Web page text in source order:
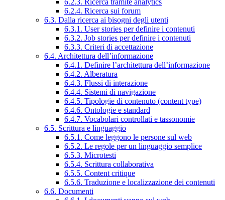
6.2.3. Ricerca tramite analytics
6.2.4. Ricerca sui forum
6.3. Dalla ricerca ai bisogni degli utenti
6.3.1. User stories per definire i contenuti
6.3.2. Job stories per definire i contenuti
6.3.3. Criteri di accettazione
6.4. Architettura dell’informazione
6.4.1. Definire l’architettura dell’informazione
6.4.2. Alberatura
6.4.3. Flussi di interazione
6.4.4. Sistemi di navigazione
6.4.5. Tipologie di contenuto (content type)
6.4.6. Ontologie e standard
6.4.7. Vocabolari controllati e tassonomie
6.5. Scrittura e linguaggio
6.5.1. Come leggono le persone sul web
6.5.2. Le regole per un linguaggio semplice
6.5.3. Microtesti
6.5.4. Scrittura collaborativa
6.5.5. Content critique
6.5.6. Traduzione e localizzazione dei contenuti
6.6. Documenti